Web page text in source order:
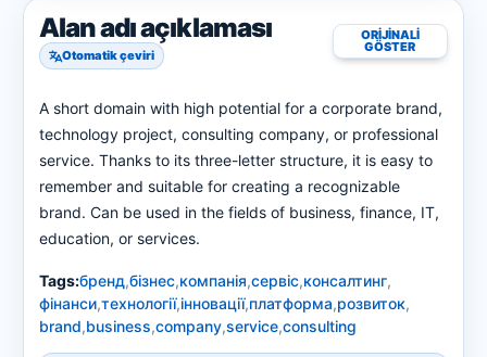
Alan adı açıklaması
Otomatik çeviri
ORIJINALI
GÖSTER
A short domain with high potential for a corporate brand,
technology project, consulting company, or professional
service. Thanks to its three-letter structure, it is easy to
remember and suitable for creating a recognizable
brand. Can be used in the fields of business, finance, IT,
education, or services.
Tags:бренд,бізнес,компанія,сервіс,консалтинг,
фінанси,технології,інновації,платформа,розвиток,
brand,business,company,service,consulting